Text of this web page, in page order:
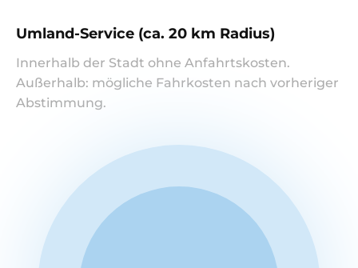
Umland-Service (ca. 20 km Radius)
Innerhalb der Stadt ohne Anfahrtskosten.
Außerhalb: mögliche Fahrkosten nach vorheriger
Abstimmung.